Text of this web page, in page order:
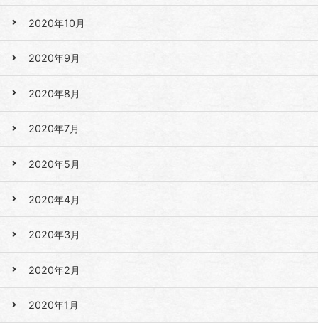
2020年10月
2020年9月
2020年8月
2020年7月
2020年5月
2020年4月
2020年3月
2020年2月
2020年1月